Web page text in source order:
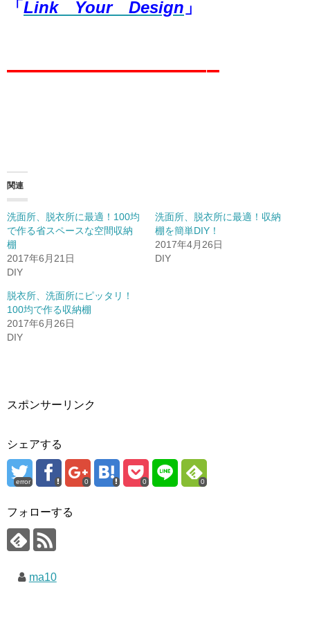
「 Link Your Design 」
————————–
関連
洗面所、脱衣所に最適！100均
で作る省スペースな空間収納
棚
2017年6月21日
DIY
洗面所、脱衣所に最適！収納
棚を簡単DIY！
2017年4月26日
DIY
脱衣所、洗面所にピッタリ！
100均で作る収納棚
2017年6月26日
DIY
スポンサーリンク
シェアする
error 0 0 0
フォローする
ma10